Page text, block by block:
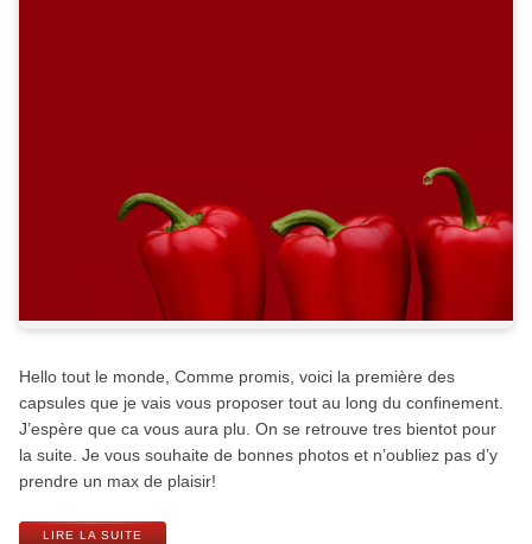
Hello tout le monde, Comme promis, voici la première des
capsules que je vais vous proposer tout au long du confinement.
J’espère que ca vous aura plu. On se retrouve tres bientot pour
la suite. Je vous souhaite de bonnes photos et n’oubliez pas d’y
prendre un max de plaisir!
LIRE LA SUITE